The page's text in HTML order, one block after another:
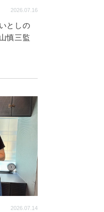
2026.07.16
としの
慎三監
2026.07.14